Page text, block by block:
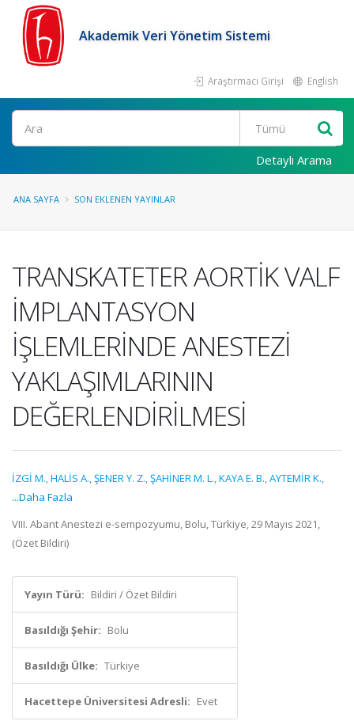
Akademik Veri Yönetim Sistemi
Araştırmacı Girişi English
Ara
Detaylı Arama
ANA SAYFA SON EKLENEN YAYINLAR
TRANSKATETER AORTİK VALF
İMPLANTASYON
İŞLEMLERİNDE ANESTEZİ
YAKLAŞIMLARININ
DEĞERLENDİRİLMESİ
İZGİ M.,HALİS A.,ŞENER Y. Z.,ŞAHİNER M. L.,KAYA E. B.,AYTEMİR K.,
...Daha Fazla
VIII. Abant Anestezi e-sempozyumu, Bolu, Türkiye, 29 Mayıs 2021,
(Özet Bildiri)
Yayın Türü: Bildiri / Özet Bildiri
Basıldığı Şehir: Bolu
Basıldığı Ülke: Türkiye
Hacettepe Üniversitesi Adresli: Evet